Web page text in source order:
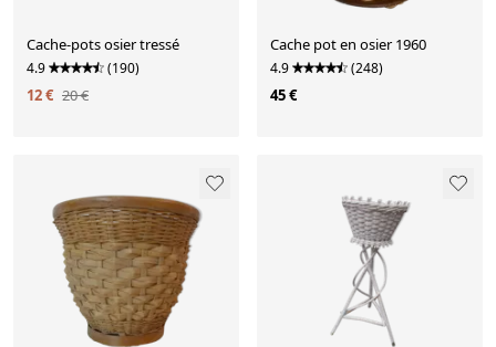
Cache-pots osier tressé
4.9 (190)
12 € 20 €
Cache pot en osier 1960
4.9 (248)
45 €